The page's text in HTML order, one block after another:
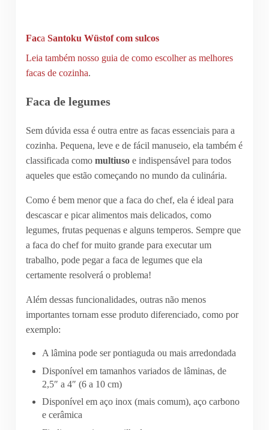
Faca Santoku Wüstof com sulcos
Leia também nosso guia de como escolher as melhores
facas de cozinha.
Faca de legumes
Sem dúvida essa é outra entre as facas essenciais para a
cozinha. Pequena, leve e de fácil manuseio, ela também é
classificada como multiusoe indispensável para todos
aqueles que estão começando no mundo da culinária.
Como é bem menor que a faca do chef, ela é ideal para
descascar e picar alimentos mais delicados, como
legumes, frutas pequenas e alguns temperos. Sempre que
a faca do chef for muito grande para executar um
trabalho, pode pegar a faca de legumes que ela
certamente resolverá o problema!
Além dessas funcionalidades, outras não menos
importantes tornam esse produto diferenciado, como por
exemplo:
A lâmina pode ser pontiaguda ou mais arredondada
Disponível em tamanhos variados de lâminas, de
2,5″ a 4″ (6 a 10 cm)
Disponível em aço inox (mais comum), aço carbono
e cerâmica